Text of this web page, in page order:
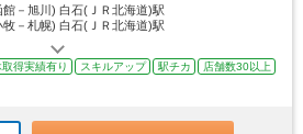
館－旭川) 白石(ＪＲ北海道)駅
牧－札幌) 白石(ＪＲ北海道)駅
得実績有り スキルアップ 駅チカ
店舗数30以上